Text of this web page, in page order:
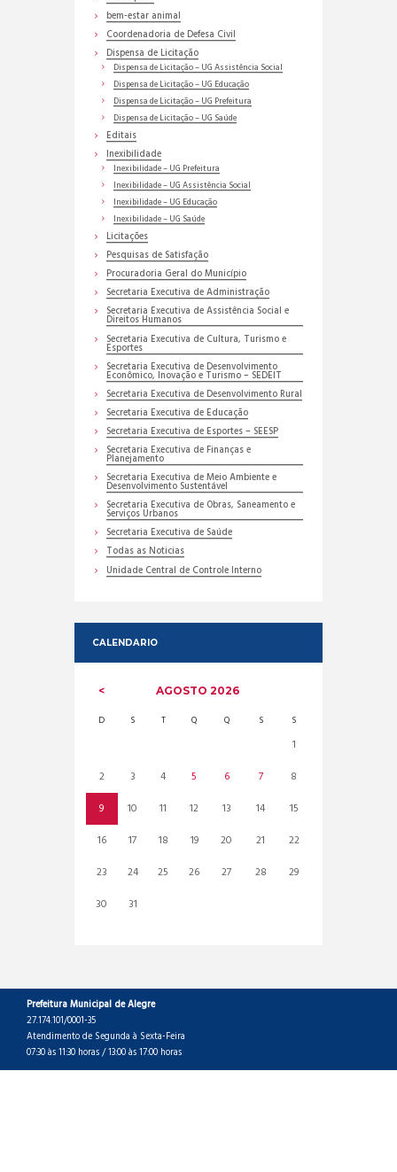
bem-estar animal
Coordenadoria de Defesa Civil
Dispensa de Licitação
Dispensa de Licitação – UG Assistência Social
Dispensa de Licitação – UG Educação
Dispensa de Licitação – UG Prefeitura
Dispensa de Licitação – UG Saúde
Editais
Inexibilidade
Inexibilidade – UG Prefeitura
Inexibilidade – UG Assistência Social
Inexibilidade – UG Educação
Inexibilidade – UG Saúde
Licitações
Pesquisas de Satisfação
Procuradoria Geral do Município
Secretaria Executiva de Administração
Secretaria Executiva de Assistência Social e
Direitos Humanos
Secretaria Executiva de Cultura, Turismo e
Esportes
Secretaria Executiva de Desenvolvimento
Econômico, Inovação e Turismo – SEDEIT
Secretaria Executiva de Desenvolvimento Rural
Secretaria Executiva de Educação
Secretaria Executiva de Esportes – SEESP
Secretaria Executiva de Finanças e
Planejamento
Secretaria Executiva de Meio Ambiente e
Desenvolvimento Sustentável
Secretaria Executiva de Obras, Saneamento e
Serviços Urbanos
Secretaria Executiva de Saúde
Todas as Noticias
Unidade Central de Controle Interno
CALENDARIO
AGOSTO2026
D S T Q Q S S
1
2
3 4 5 6 7
8
9
10 11 12 13 14
15
16
17 18 19 20 21
22
23
24 25 26 27 28
29
30
31
Prefeitura Municipal de Alegre
27.174.101/0001-35
Atendimento de Segunda à Sexta-Feira
07:30 às 11:30 horas / 13:00 às 17:00 horas